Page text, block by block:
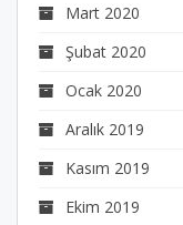
Mart 2020
Şubat 2020
Ocak 2020
Aralık 2019
Kasım 2019
Ekim 2019